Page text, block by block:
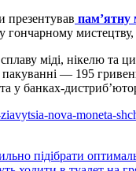
презентував пам’ятну
гончарному
міді, нікелю та
пакуванні — 195
у банках-
nova-moneta-
підібрати